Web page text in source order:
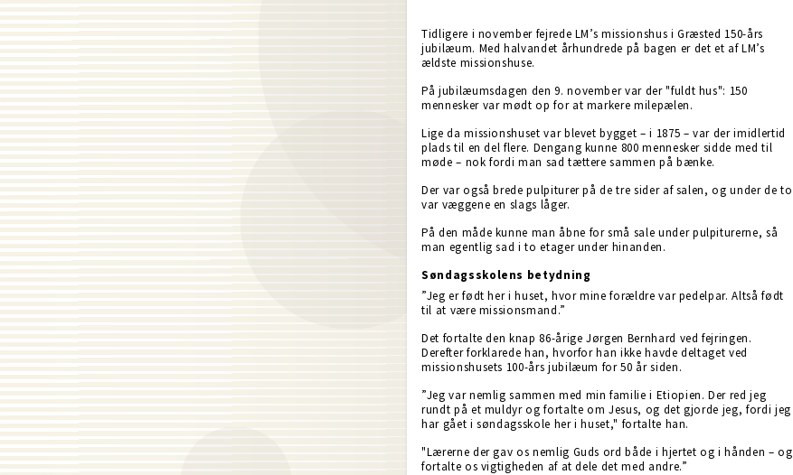
Tidligere i november fejrede LM’s missionshus i Græsted 150-års
jubilæum. Med halvandet århundrede på bagen er det et af LM’s
ældste missionshuse.
På jubilæumsdagen den 9. november var der "fuldt hus": 150
mennesker var mødt op for at markere milepælen.
Lige da missionshuset var blevet bygget – i 1875 – var der imidlertid
plads til en del flere. Dengang kunne 800 mennesker sidde med til
møde – nok fordi man sad tættere sammen på bænke.
Der var også brede pulpiturer på de tre sider af salen, og under de to
var væggene en slags låger.
På den måde kunne man åbne for små sale under pulpiturerne, så
man egentlig sad i to etager under hinanden.
Søndagsskolens betydning
”Jeg er født her i huset, hvor mine forældre var pedelpar. Altså født
til at være missionsmand.”
Det fortalte den knap 86-årige Jørgen Bernhard ved fejringen.
Derefter forklarede han, hvorfor han ikke havde deltaget ved
missionshusets 100-års jubilæum for 50 år siden.
”Jeg var nemlig sammen med min familie i Etiopien. Der red jeg
rundt på et muldyr og fortalte om Jesus, og det gjorde jeg, fordi jeg
har gået i søndagsskole her i huset," fortalte han.
"Lærerne der gav os nemlig Guds ord både i hjertet og i hånden – og
fortalte os vigtigheden af at dele det med andre.”